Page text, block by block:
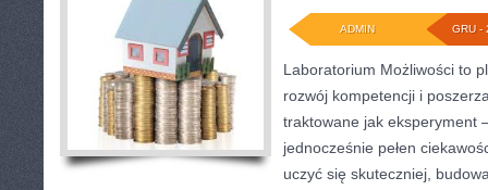
GRU -
ADMIN
Laboratorium Możliwości to
rozwój kompetencji i
traktowane jak eksperyment
jednocześnie pełen
uczyć się skuteczniej,